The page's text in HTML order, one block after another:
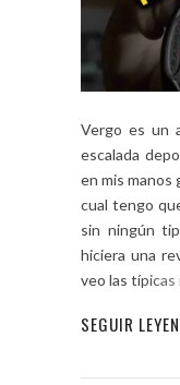
Vergo es un
escalada
en mis manos
cual tengo
sin ningún
hiciera una
veo las típicas
SEGUIR